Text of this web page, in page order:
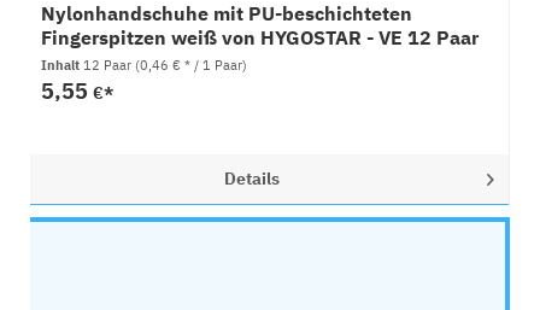
Nylonhandschuhe mit PU-beschichteten
Fingerspitzen weiß von HYGOSTAR - VE 12 Paar
Inhalt12 Paar (0,46 € * / 1 Paar)
5,55€*
Details